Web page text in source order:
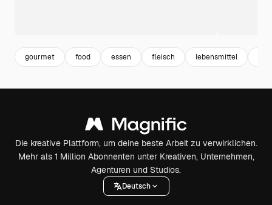
gourmet food essen fleisch lebensmittel
Die kreative Plattform, um deine beste Arbeit zu verwirklichen.
Mehr als 1 Million Abonnenten unter Kreativen, Unternehmen,
Agenturen und Studios.
Deutsch